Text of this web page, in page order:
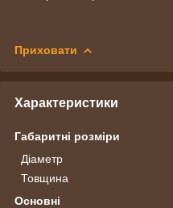
Приховати
Характеристики
Габаритні розміри
Діаметр
Товщина
Основні